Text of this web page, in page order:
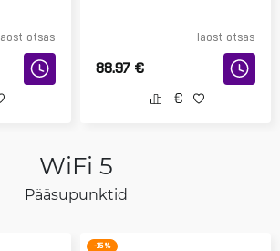
laost otsas laost otsas
88.97 €
WiFi 5
Pääsupunktid
-15 %